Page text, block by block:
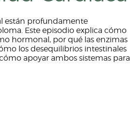
están profundamente
Este episodio explica cómo
hormonal, por qué las enzimas
los desequilibrios intestinales
apoyar ambos sistemas para